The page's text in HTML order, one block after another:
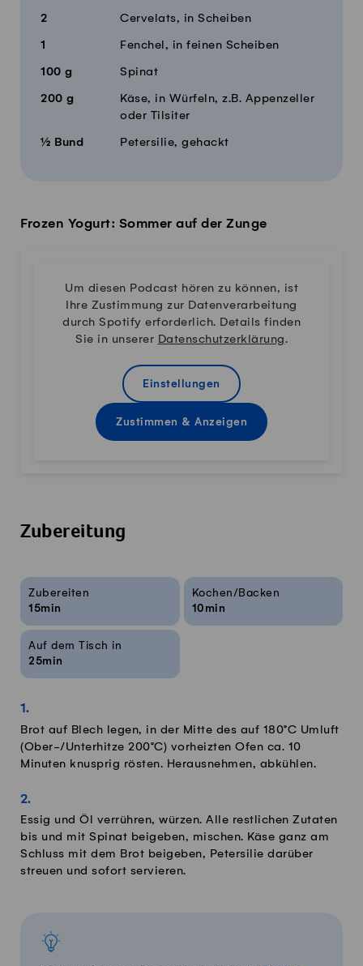
2 Cervelats, in Scheiben
1 Fenchel, in feinen Scheiben
100 g Spinat
200 g
Käse, in Würfeln, z.B. Appenzeller
oder Tilsiter
½ Bund Petersilie, gehackt
Frozen Yogurt: Sommer auf der Zunge
Um diesen Podcast hören zu können, ist
Ihre Zustimmung zur Datenverarbeitung
durch Spotify erforderlich. Details finden
Sie in unserer Datenschutzerklärung.
Einstellungen
Zustimmen & Anzeigen
Zubereitung
Rezeptinfos
Zubereiten
15min
Kochen/Backen
10min
Auf dem Tisch in
25min
Brot auf Blech legen, in der Mitte des auf 180°C Umluft
(Ober-/Unterhitze 200°C) vorheizten Ofen ca. 10
Minuten knusprig rösten. Herausnehmen, abkühlen.
Essig und Öl verrühren, würzen. Alle restlichen Zutaten
bis und mit Spinat beigeben, mischen. Käse ganz am
Schluss mit dem Brot beigeben, Petersilie darüber
streuen und sofort servieren.